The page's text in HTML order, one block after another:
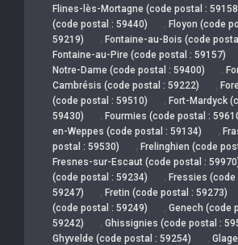
Flines-lès-Mortagne (code postal :
(code postal : 59440)
, Floyon (code
59219)
, Fontaine-au-Bois (code
Fontaine-au-Pire (code postal : 59157)
Notre-Dame (code postal : 59400)
,
Cambrésis (code postal : 59222)
,
(code postal : 59510)
, Fort-Mardyck
59430)
, Fourmies (code postal :
en-Weppes (code postal : 59134)
,
postal : 59530)
, Frelinghien (code
Fresnes-sur-Escaut (code postal :
(code postal : 59234)
, Fressies (code
59247)
, Fretin (code postal : 59273)
(code postal : 59249)
, Genech (code
59242)
, Ghissignies (code postal :
Ghyvelde (code postal : 59254) ,